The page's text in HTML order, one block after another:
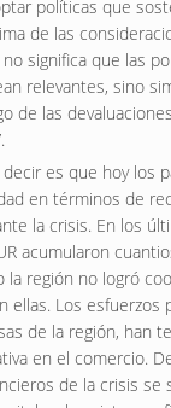
políticas que
de las
significa que las
relevantes, sino
de las
es que hoy los
en términos de
la crisis. En los
acumularon
la región no logró
ellas. Los esfuerzos
de la región, han
en el comercio.
de la crisis se